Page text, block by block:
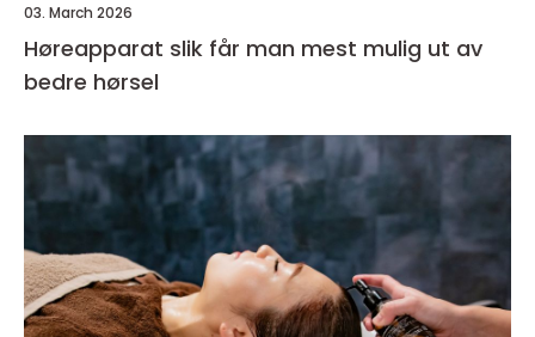
03. March 2026
Høreapparat slik får man mest mulig ut av
bedre hørsel